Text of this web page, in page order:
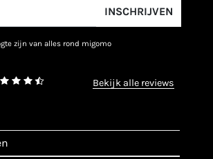
INSCHRIJVEN
zijn van alles rond migomo
bekijk alle reviews